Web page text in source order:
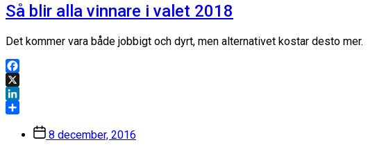
Så blir alla vinnare i valet 2018
Det kommer vara både jobbigt och dyrt, men alternativet kostar desto mer.
Facebook
X
LinkedIn
Inläggsdatum
8 december, 2016